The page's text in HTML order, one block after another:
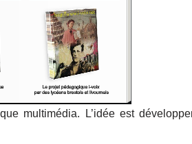
multimédia. L’idée est